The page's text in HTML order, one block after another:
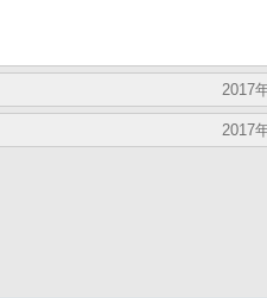
2017
2017